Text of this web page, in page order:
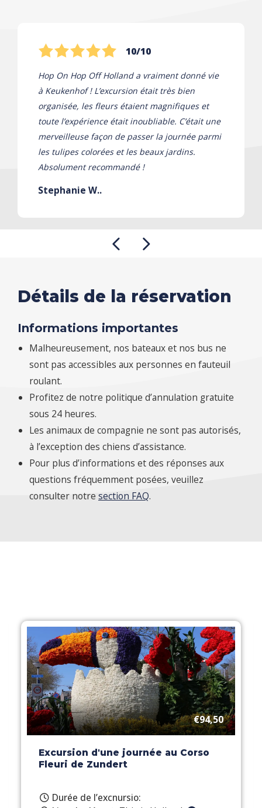
10/10
Hop On Hop Off Holland a vraiment donné vie
à Keukenhof ! L’excursion était très bien
organisée, les fleurs étaient magnifiques et
toute l’expérience était inoubliable. C’était une
merveilleuse façon de passer la journée parmi
les tulipes colorées et les beaux jardins.
Absolument recommandé !
Stephanie W..
Détails de la réservation
Informations importantes
Malheureusement, nos bateaux et nos bus ne
sont pas accessibles aux personnes en fauteuil
roulant.
Profitez de notre politique d’annulation gratuite
sous 24 heures.
Les animaux de compagnie ne sont pas autorisés,
à l’exception des chiens d’assistance.
Pour plus d’informations et des réponses aux
questions fréquemment posées, veuillez
consulter notre section FAQ.
€94,50
Excursion d'une journée au Corso
Fleuri de Zundert
Durée de l’excnursio: